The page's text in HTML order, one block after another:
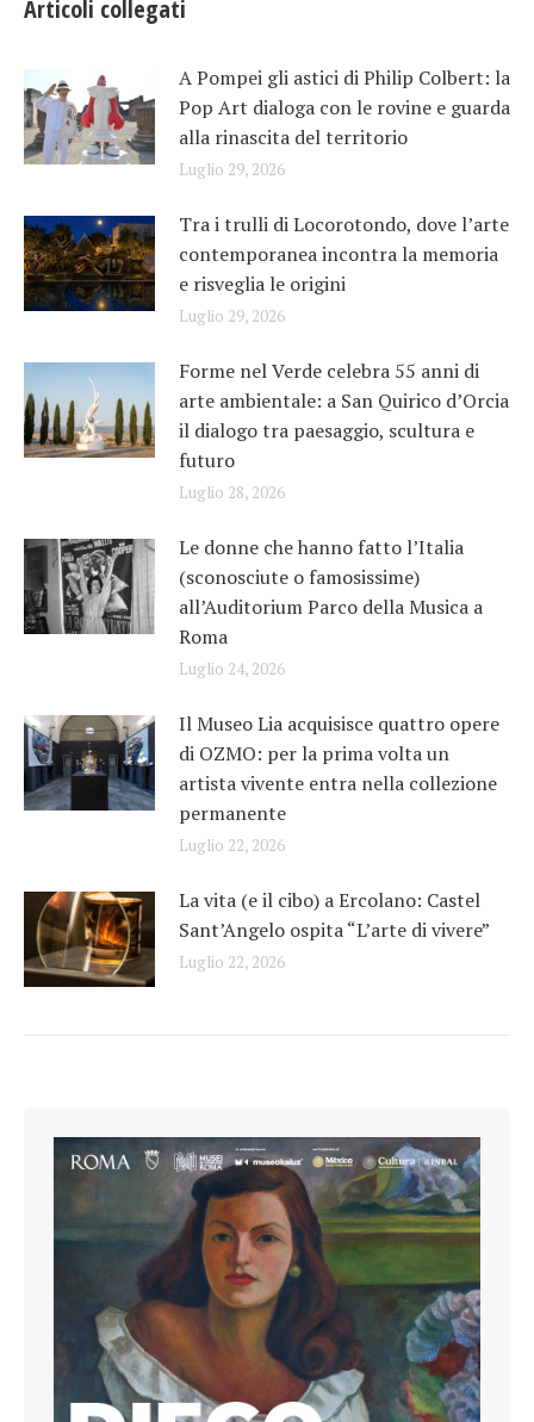
Articoli collegati
A Pompei gli astici di Philip Colbert: la
Pop Art dialoga con le rovine e guarda
alla rinascita del territorio
Luglio 29, 2026
Tra i trulli di Locorotondo, dove l’arte
contemporanea incontra la memoria
e risveglia le origini
Luglio 29, 2026
Forme nel Verde celebra 55 anni di
arte ambientale: a San Quirico d’Orcia
il dialogo tra paesaggio, scultura e
futuro
Luglio 28, 2026
Le donne che hanno fatto l’Italia
(sconosciute o famosissime)
all’Auditorium Parco della Musica a
Roma
Luglio 24, 2026
Il Museo Lia acquisisce quattro opere
di OZMO: per la prima volta un
artista vivente entra nella collezione
permanente
Luglio 22, 2026
La vita (e il cibo) a Ercolano: Castel
Sant’Angelo ospita “L’arte di vivere”
Luglio 22, 2026